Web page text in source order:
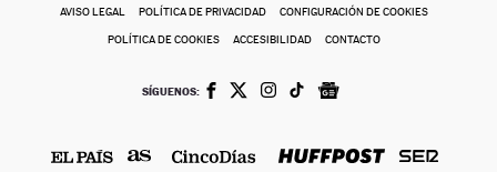
AVISO LEGAL POLÍTICA DE PRIVACIDAD CONFIGURACIÓN DE COOKIES
POLÍTICA DE COOKIES ACCESIBILIDAD CONTACTO
SÍGUENOS: